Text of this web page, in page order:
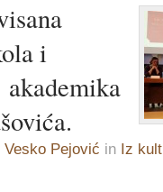
i
akademika
Vesko Pejović in Iz